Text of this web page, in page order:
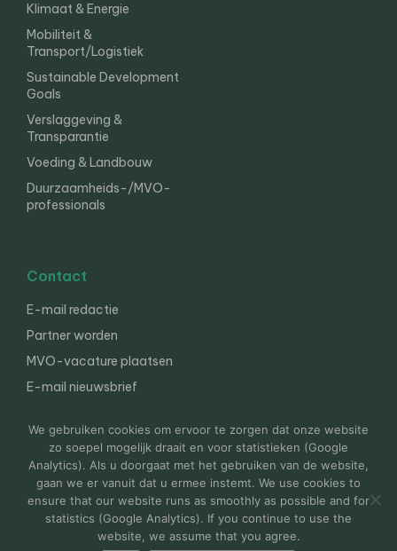
Klimaat & Energie
Mobiliteit &
Transport/Logistiek
Sustainable Development
Goals
Verslaggeving &
Transparantie
Voeding & Landbouw
Duurzaamheids-/MVO-
professionals
Contact
E-mail redactie
Partner worden
MVO-vacature plaatsen
E-mail nieuwsbrief
© 2000-2026 Van der Molen EIS Colofon
Disclaimer
Privacy
We gebruiken cookies om ervoor te zorgen dat onze website
zo soepel mogelijk draait en voor statistieken (Google
Analytics). Als u doorgaat met het gebruiken van de website,
gaan we er vanuit dat u ermee instemt. We use cookies to
ensure that our website runs as smoothly as possible and for
statistics (Google Analytics). If you continue to use the
website, we assume that you agree.